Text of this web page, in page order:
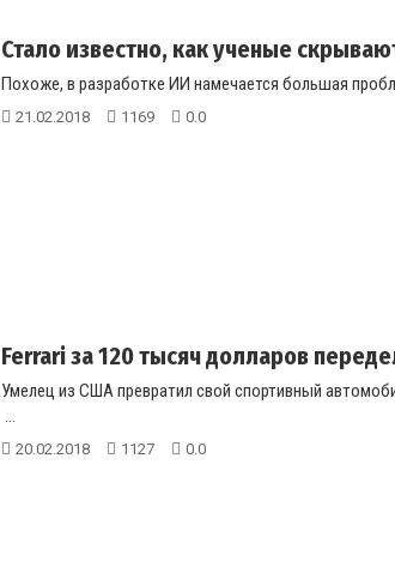
Стало известно, как ученые
Похоже, в разработке ИИ намечается большая
21.02.2018 1169 0.0
Ferrari за 120 тысяч долларов
Умелец из США превратил свой спортивный
...
20.02.2018 1127 0.0